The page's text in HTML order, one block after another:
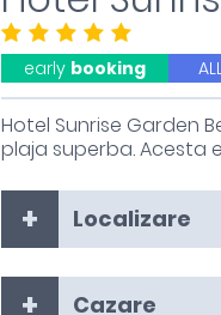
early booking
Hotel Sunrise Garden
plaja superba. Acesta
Localizare
Cazare